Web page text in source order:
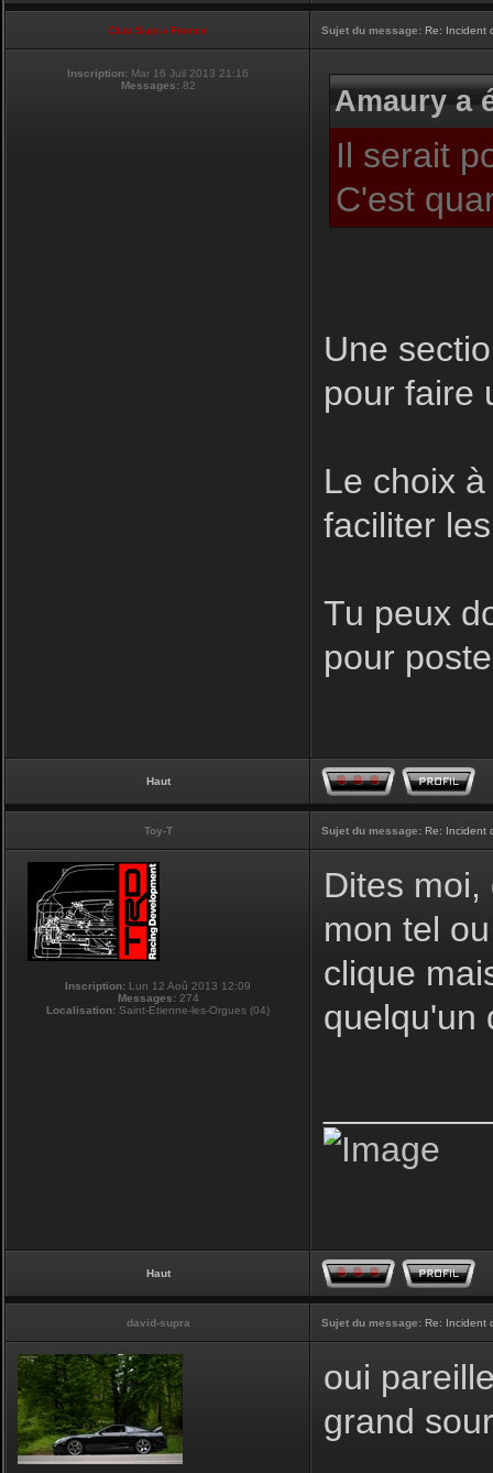
Club Supra France Sujet du message: Re: Incident
Inscription: Mar 16 Juil 2013 21:16
Messages:82 Amaury a
Il serait
C'est
Une
pour faire
Le choix
faciliter
Tu peux
pour
Haut
Toy-T Sujet du message: Re: Incident
Inscription: Lun 12 Aoû 2013 12:09
Messages:274
Localisation: Saint-Etienne-les-Orgues (04)
Dites
mon tel
clique
quelqu'un
Haut
david-supra Sujet du message: Re: Incident
oui
grand